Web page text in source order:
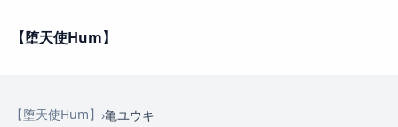
【堕天使Hum】
【堕天使Hum】 ›亀ユウキ